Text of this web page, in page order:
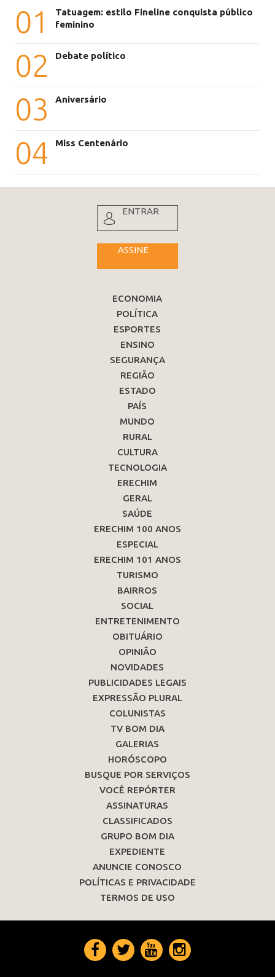
01
Tatuagem: estilo Fineline conquista público
feminino
02 Debate político
03 Aniversário
04 Miss Centenário
ENTRAR
ASSINE
ECONOMIA
POLÍTICA
ESPORTES
ENSINO
SEGURANÇA
REGIÃO
ESTADO
PAÍS
MUNDO
RURAL
CULTURA
TECNOLOGIA
ERECHIM
GERAL
SAÚDE
ERECHIM 100 ANOS
ESPECIAL
ERECHIM 101 ANOS
TURISMO
BAIRROS
SOCIAL
ENTRETENIMENTO
OBITUÁRIO
OPINIÃO
NOVIDADES
PUBLICIDADES LEGAIS
EXPRESSÃO PLURAL
COLUNISTAS
TV BOM DIA
GALERIAS
HORÓSCOPO
BUSQUE POR SERVIÇOS
VOCÊ REPÓRTER
ASSINATURAS
CLASSIFICADOS
GRUPO BOM DIA
EXPEDIENTE
ANUNCIE CONOSCO
POLÍTICAS E PRIVACIDADE
TERMOS DE USO